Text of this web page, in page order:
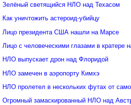
Зелёный светящийся НЛО над Техасом
Как уничтожить астероид-убийцу
Лицо президента США нашли на Марсе
Лицо с человеческими глазами в кратере
НЛО выпускает дрон над Флоридой
НЛО замечен в аэропорту Кимхэ
НЛО пролетел в нескольких футах от
Огромный замаскированный НЛО над